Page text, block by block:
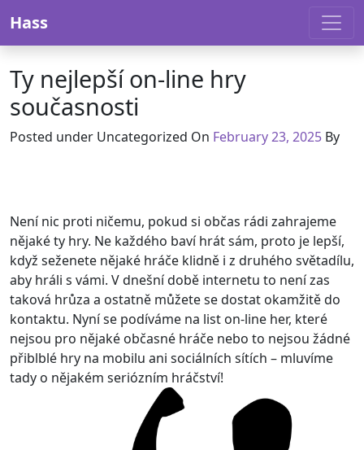
Hass
Ty nejlepší on-line hry
současnosti
Posted under Uncategorized On February 23, 2025 By
Není nic proti ničemu, pokud si občas rádi zahrajeme
nějaké ty hry. Ne každého baví hrát sám, proto je lepší,
když seženete nějaké hráče klidně i z druhého světadílu,
aby hráli s vámi. V dnešní době internetu to není zas
taková hrůza a ostatně můžete se dostat okamžitě do
kontaktu. Nyní se podíváme na list on-line her, které
nejsou pro nějaké občasné hráče nebo to nejsou žádné
přiblblé hry na mobilu ani sociálních sítích – mluvíme
tady o nějakém seriózním hráčství!